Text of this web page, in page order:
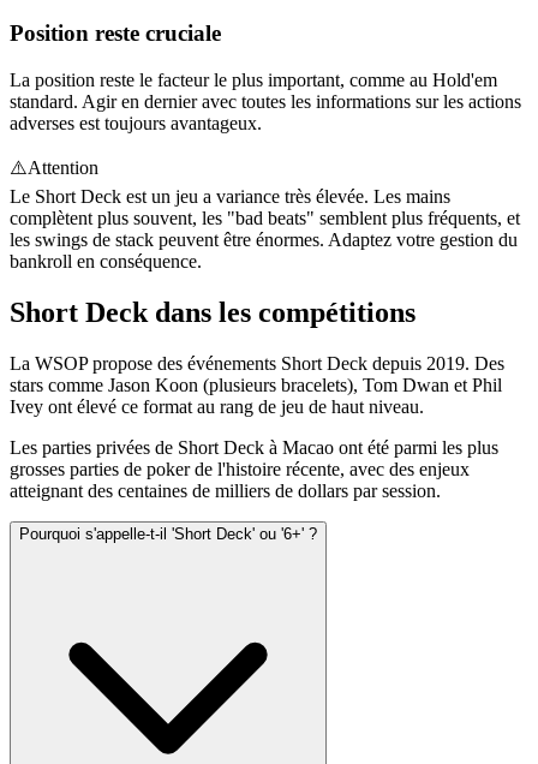
Position reste cruciale
La position reste le facteur le plus important, comme au Hold'em
standard. Agir en dernier avec toutes les informations sur les actions
adverses est toujours avantageux.
⚠️Attention
Le Short Deck est un jeu a variance très élevée. Les mains
complètent plus souvent, les "bad beats" semblent plus fréquents, et
les swings de stack peuvent être énormes. Adaptez votre gestion du
bankroll en conséquence.
Short Deck dans les compétitions
La WSOP propose des événements Short Deck depuis 2019. Des
stars comme Jason Koon (plusieurs bracelets), Tom Dwan et Phil
Ivey ont élevé ce format au rang de jeu de haut niveau.
Les parties privées de Short Deck à Macao ont été parmi les plus
grosses parties de poker de l'histoire récente, avec des enjeux
atteignant des centaines de milliers de dollars par session.
Pourquoi s'appelle-t-il 'Short Deck' ou '6+' ?